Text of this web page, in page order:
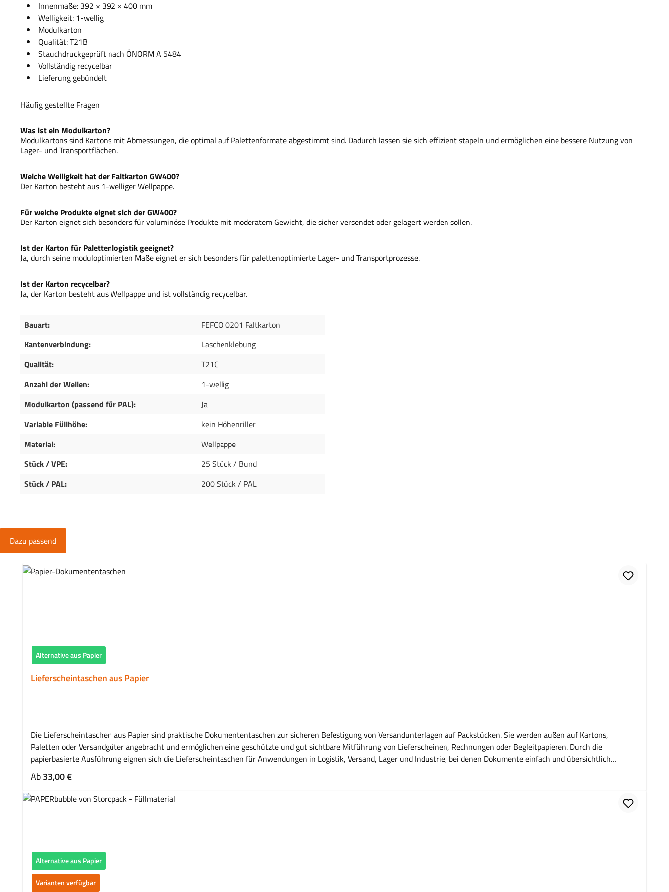
Innenmaße: 392 × 392 × 400 mm
Welligkeit: 1-wellig
Modulkarton
Qualität: T21B
Stauchdruckgeprüft nach ÖNORM A 5484
Vollständig recycelbar
Lieferung gebündelt
Häufig gestellte Fragen
Was ist ein Modulkarton?
Modulkartons sind Kartons mit Abmessungen, die optimal auf Palettenformate abgestimmt sind. Dadurch lassen sie sich effizient stapeln und ermöglichen eine bessere Nutzung von
Lager- und Transportflächen.
Welche Welligkeit hat der Faltkarton GW400?
Der Karton besteht aus 1-welliger Wellpappe.
Für welche Produkte eignet sich der GW400?
Der Karton eignet sich besonders für voluminöse Produkte mit moderatem Gewicht, die sicher versendet oder gelagert werden sollen.
Ist der Karton für Palettenlogistik geeignet?
Ja, durch seine moduloptimierten Maße eignet er sich besonders für palettenoptimierte Lager- und Transportprozesse.
Ist der Karton recycelbar?
Ja, der Karton besteht aus Wellpappe und ist vollständig recycelbar.
Bauart:
FEFCO 0201 Faltkarton
Kantenverbindung:
Laschenklebung
Qualität:
T21C
Anzahl der Wellen:
1-wellig
Modulkarton (passend für PAL):
Ja
Variable Füllhöhe:
kein Höhenriller
Material:
Wellpappe
Stück / VPE:
25 Stück / Bund
Stück / PAL:
200 Stück / PAL
Dazu passend
Produktgalerie überspringen
Alternative aus Papier
Lieferscheintaschen aus Papier
Die Lieferscheintaschen aus Papier sind praktische Dokumententaschen zur sicheren Befestigung von Versandunterlagen auf Packstücken. Sie werden außen auf Kartons,
Paletten oder Versandgüter angebracht und ermöglichen eine geschützte und gut sichtbare Mitführung von Lieferscheinen, Rechnungen oder Begleitpapieren. Durch die
papierbasierte Ausführung eignen sich die Lieferscheintaschen für Anwendungen in Logistik, Versand, Lager und Industrie, bei denen Dokumente einfach und übersichtlich
angebracht werden sollen. Vorteile Sichere Befestigung von Versanddokumenten Gut sichtbare Platzierung auf Packstücken Schutz der Unterlagen vor Verschmutzung und
Verlust Einfache Anwendung im Versandprozess Geeignet für unterschiedliche Dokumentformate Unterstützt strukturierte Logistikabläufe Anwendungsbereiche Versand von
Paketen und Paletten Anbringung von Lieferscheinen und Rechnungen Logistik- und Lagerprozesse Industrie- und Handelsversand Kennzeichnung von
Sendungen Eigenschaften Produkttyp: Lieferscheintaschen / Dokumententaschen Material: Papierbasis Geeignet für Versanddokumente Zur Außenanbringung auf
befestigt. Welche Vorteile bieten Lieferscheintaschen? Sie sorgen für eine übersichtliche und geschützte Dokumentenmitführung im Versandprozess. In welchen Bereichen werden
sie eingesetzt? Typische Einsatzbereiche sind Logistik, Versand, Lager und Industrie.
Regulärer Preis:
Ab33,00 €
Alternative aus Papier
Varianten verfügbar